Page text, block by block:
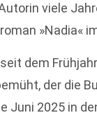
viele
»Nadia«
dem
der die
Juni 2025 in